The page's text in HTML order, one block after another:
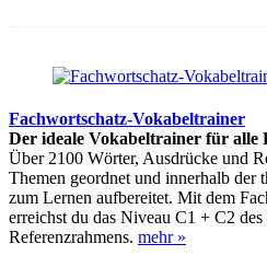
Fachwortschatz-Vokabeltrainer
Der ideale Vokabeltrainer für alle
Über 2100 Wörter, Ausdrücke und
Themen geordnet und innerhalb der
zum Lernen aufbereitet. Mit dem
erreichst du das Niveau C1 + C2
Referenzrahmens. mehr »